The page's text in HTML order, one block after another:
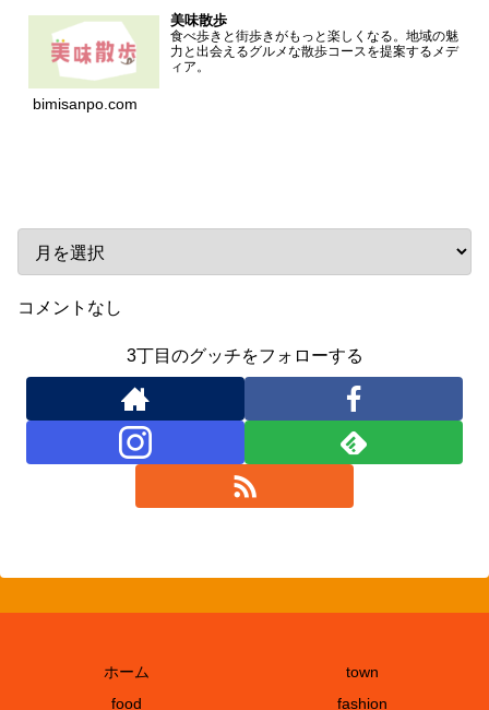
美味散歩
食べ歩きと街歩きがもっと楽しくなる。地域の魅
力と出会えるグルメな散歩コースを提案するメデ
ィア。
bimisanpo.com
コメントなし
3丁目のグッチをフォローする
ホーム
town
food
fashion